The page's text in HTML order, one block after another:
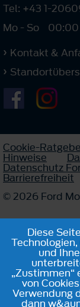
Tel: +43 1-
Mo - So
00:00
Kontakt &
Cookie-
Hinweise
Datenschutz
Barrierefreiheit
© 2026 Ford
Diese
und
„Zustimmen“
von
Verwendung
dann